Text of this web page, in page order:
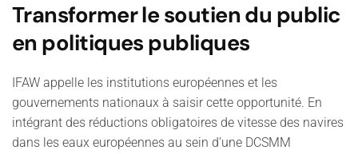
Transformer le soutien du public
en politiques publiques
IFAW appelle les institutions européennes et les
gouvernements nationaux à saisir cette opportunité. En
intégrant des réductions obligatoires de vitesse des navires
dans les eaux européennes au sein d’une DCSMM